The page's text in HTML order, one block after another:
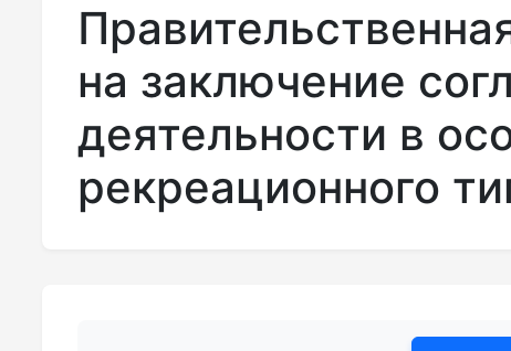
на заключение
деятельности в
рекреационного